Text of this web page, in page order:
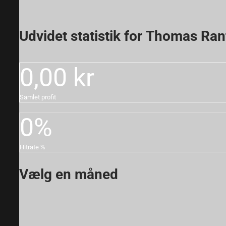
Udvidet statistik for Thomas
0,00 kr
Samlet profit
0%
Hitrate %
Vælg en måned